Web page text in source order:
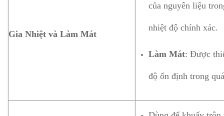
Gia Nhiệt và Làm Mát
của nguyên liệu
nhiệt độ chính xác.
Làm Mát: Được
độ ổn định trong